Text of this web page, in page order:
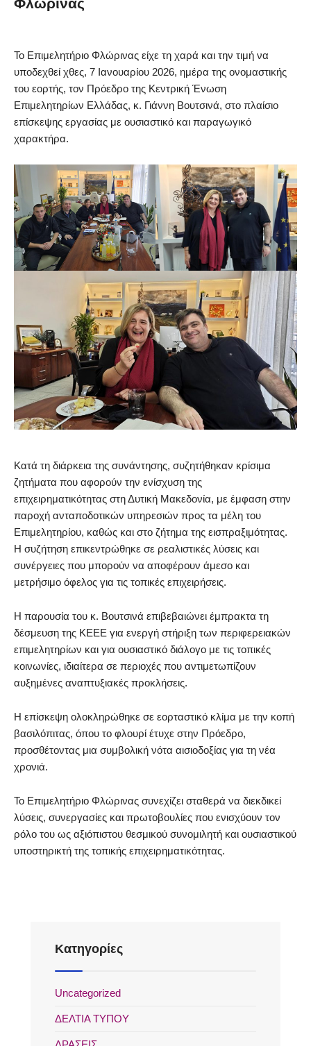
Το Επιμελητήριο Φλώρινας είχε τη χαρά και την τιμή να
υποδεχθεί χθες, 7 Ιανουαρίου 2026, ημέρα της ονομαστικής
του εορτής, τον Πρόεδρο της Κεντρική Ένωση
Επιμελητηρίων Ελλάδας, κ. Γιάννη Βουτσινά, στο πλαίσιο
επίσκεψης εργασίας με ουσιαστικό και παραγωγικό
χαρακτήρα.
Κατά τη διάρκεια της συνάντησης, συζητήθηκαν κρίσιμα
ζητήματα που αφορούν την ενίσχυση της
επιχειρηματικότητας στη Δυτική Μακεδονία, με έμφαση στην
παροχή ανταποδοτικών υπηρεσιών προς τα μέλη του
Επιμελητηρίου, καθώς και στο ζήτημα της εισπραξιμότητας.
Η συζήτηση επικεντρώθηκε σε ρεαλιστικές λύσεις και
συνέργειες που μπορούν να αποφέρουν άμεσο και
μετρήσιμο όφελος για τις τοπικές επιχειρήσεις.
Η παρουσία του κ. Βουτσινά επιβεβαιώνει έμπρακτα τη
δέσμευση της ΚΕΕΕ για ενεργή στήριξη των περιφερειακών
επιμελητηρίων και για ουσιαστικό διάλογο με τις τοπικές
κοινωνίες, ιδιαίτερα σε περιοχές που αντιμετωπίζουν
αυξημένες αναπτυξιακές προκλήσεις.
Η επίσκεψη ολοκληρώθηκε σε εορταστικό κλίμα με την κοπή
βασιλόπιτας, όπου το φλουρί έτυχε στην Πρόεδρο,
προσθέτοντας μια συμβολική νότα αισιοδοξίας για τη νέα
χρονιά.
Το Επιμελητήριο Φλώρινας συνεχίζει σταθερά να διεκδικεί
λύσεις, συνεργασίες και πρωτοβουλίες που ενισχύουν τον
ρόλο του ως αξιόπιστου θεσμικού συνομιλητή και ουσιαστικού
υποστηρικτή της τοπικής επιχειρηματικότητας.
Kατηγορίες
Uncategorized
ΔΕΛΤΙΑ ΤΥΠΟΥ